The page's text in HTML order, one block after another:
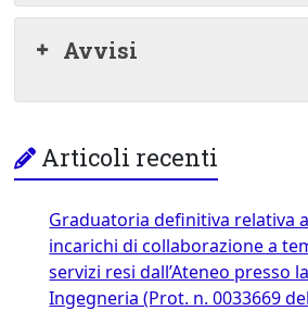
Avvisi
Articoli recenti
Graduatoria definitiva relativa
incarichi di collaborazione a
servizi resi dall’Ateneo presso
Ingegneria (Prot. n. 0033669